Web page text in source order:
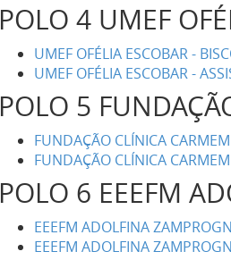
POLO 4 UMEF
UMEF OFÉLIA ESCOBAR -
UMEF OFÉLIA ESCOBAR -
POLO 5
FUNDAÇÃO CLÍNICA
FUNDAÇÃO CLÍNICA
POLO 6 EEEFM
EEEFM ADOLFINA
EEEFM ADOLFINA